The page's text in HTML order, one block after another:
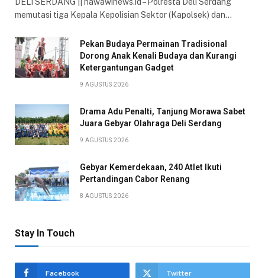
memutasi tiga Kepala Kepolisian Sektor (Kapolsek) dan…
Pekan Budaya Permainan Tradisional
Dorong Anak Kenali Budaya dan Kurangi
Ketergantungan Gadget
9 AGUSTUS 2026
Drama Adu Penalti, Tanjung Morawa Sabet
Juara Gebyar Olahraga Deli Serdang
9 AGUSTUS 2026
Gebyar Kemerdekaan, 240 Atlet Ikuti
Pertandingan Cabor Renang
8 AGUSTUS 2026
Stay In Touch
Facebook Twitter